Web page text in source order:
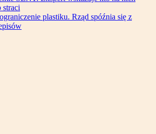
straci
plastiku. Rząd spóźnia się z